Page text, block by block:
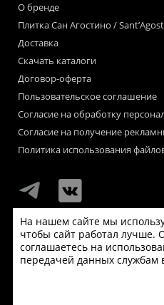
О бренде
Плитка Сан Агостино /
Доставка
Скачать каталоги
Договор-оферта
Пользовательское соглашение
Согласие на обработку
Согласие на получение
Политика использования
Мы используем файлы «cookie»
Если Вас это не устраивает,
На нашем сайте мы
чтобы сайт работал лучше.
соглашаетесь на
передачей данных службам